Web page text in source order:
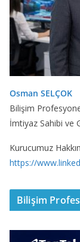
Osman SELÇOK
Bilişim
İmtiyaz Sahibi ve
Kurucumuz
https://
Bilişim